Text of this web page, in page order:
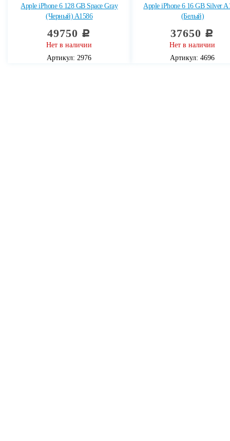
Apple iPhone 6 128 GB Space Gray
(Черный) A1586
49750 c
Нет в наличии
Артикул: 2976
Apple iPhone 6 16 GB Silver
(Белый)
37650 c
Нет в наличии
Артикул: 4696